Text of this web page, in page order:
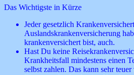
Das Wichtigste in Kürze
Jeder gesetzlich
Auslandskrankenversicherung
krankenversichert bist, auch.
Hast Du keine
Krankheitsfall mindestens einen
selbst zahlen. Das kann sehr teuer